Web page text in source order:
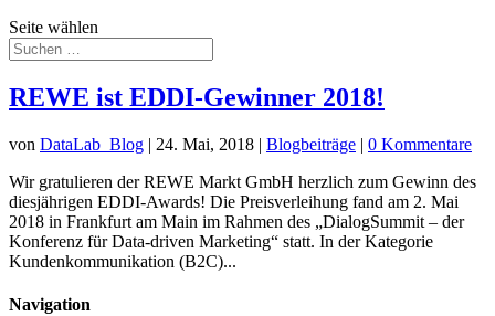
Seite wählen
REWE ist EDDI-Gewinner 2018!
von DataLab_Blog | 24. Mai, 2018 | Blogbeiträge | 0 Kommentare
Wir gratulieren der REWE Markt GmbH herzlich zum Gewinn des
diesjährigen EDDI-Awards! Die Preisverleihung fand am 2. Mai
2018 in Frankfurt am Main im Rahmen des „DialogSummit – der
Konferenz für Data-driven Marketing“ statt. In der Kategorie
Kundenkommunikation (B2C)...
Navigation